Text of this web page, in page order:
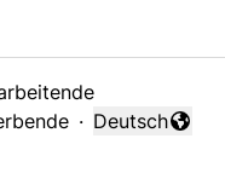
·
Sprache ändern
Deutsch